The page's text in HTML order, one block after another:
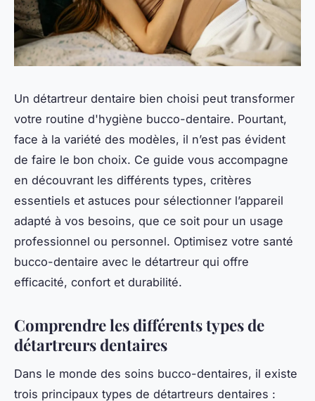
Un détartreur dentaire bien choisi peut transformer
votre routine d'hygiène bucco-dentaire. Pourtant,
face à la variété des modèles, il n’est pas évident
de faire le bon choix. Ce guide vous accompagne
en découvrant les différents types, critères
essentiels et astuces pour sélectionner l’appareil
adapté à vos besoins, que ce soit pour un usage
professionnel ou personnel. Optimisez votre santé
bucco-dentaire avec le détartreur qui offre
efficacité, confort et durabilité.
Comprendre les différents types de
détartreurs dentaires
Dans le monde des soins bucco-dentaires, il existe
trois principaux types de détartreurs dentaires :